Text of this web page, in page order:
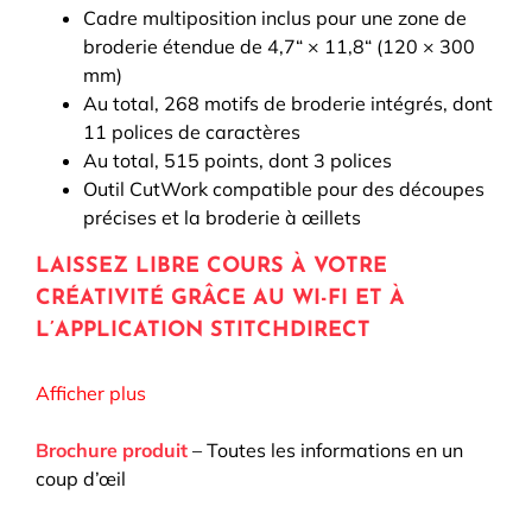
Cadre multiposition inclus pour une zone de
broderie étendue de 4,7“ × 11,8“ (120 × 300
mm)
Au total, 268 motifs de broderie intégrés, dont
11 polices de caractères
Au total, 515 points, dont 3 polices
Outil CutWork compatible pour des découpes
précises et la broderie à œillets
LAISSEZ LIBRE COURS À VOTRE
CRÉATIVITÉ GRÂCE AU WI-FI ET À
L’APPLICATION STITCHDIRECT
créatives au-delà de la machine. Concevez vos
créez des points décoratifs personnalisés
directement sur votre smartphone ou votre tablette.
Afficher plus
Brochure produit – Toutes les informations en un
coup d’œil